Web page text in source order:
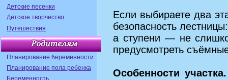
Детские песенки
Детское творчество
Путешествия
Планирование беременности
Планирование пола ребенка
Беременность
Если выбираете два
безопасность
а ступени — не
предусмотреть
Особенности участка.